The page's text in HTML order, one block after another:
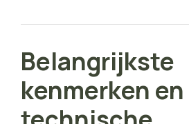
Belangrijkste
kenmerken en